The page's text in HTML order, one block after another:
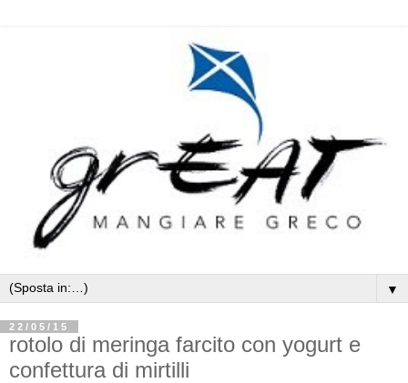
▼
22/05/15
rotolo di meringa farcito con yogurt e
confettura di mirtilli